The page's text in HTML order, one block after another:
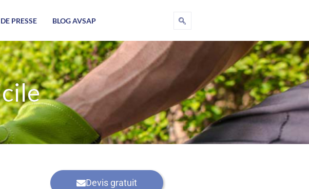
PRESSE BLOG AVSAP
Devis gratuit